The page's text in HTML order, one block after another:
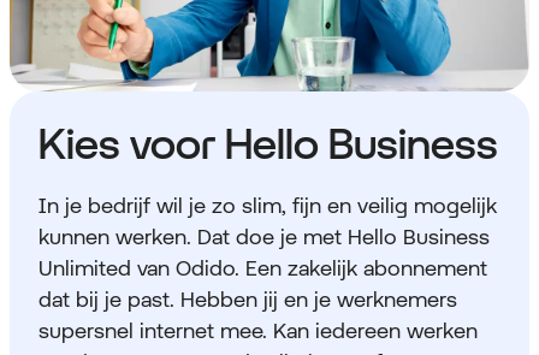
Kies voor Hello Business
In je bedrijf wil je zo slim, fijn en veilig mogelijk
kunnen werken. Dat doe je met Hello Business
Unlimited van Odido. Een zakelijk abonnement
dat bij je past. Hebben jij en je werknemers
supersnel internet mee. Kan iedereen werken